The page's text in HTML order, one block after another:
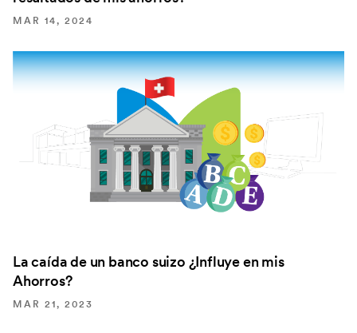
MAR 14, 2024
La caída de un banco suizo ¿Influye en mis
Ahorros?
MAR 21, 2023